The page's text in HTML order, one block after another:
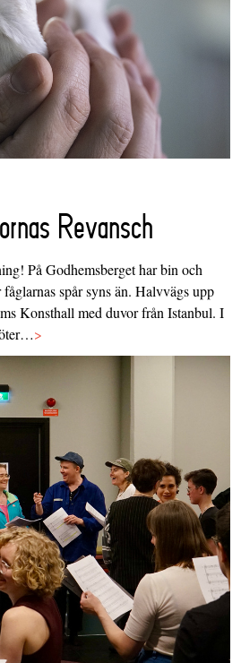
Revansch
På Godhemsberget har bin och
spår syns än. Halvvägs upp
Konsthall med duvor från Istanbul. I
>